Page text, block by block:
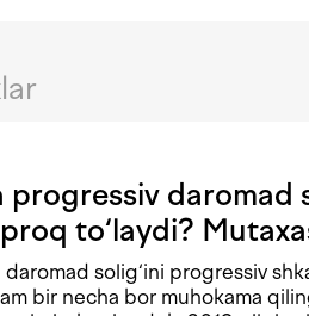
progressiv daromad
to‘laydi?
solig‘ini progressiv
bir necha bor muhokama